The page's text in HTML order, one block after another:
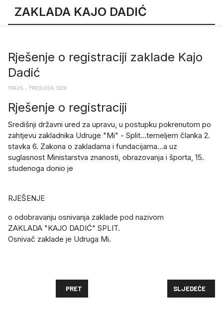
ZAKLADA KAJO DADIĆ
Rješenje o registraciji zaklade Kajo
Dadić
TRA 25 PREGLEDA: 5228
Rješenje o registraciji
Središnji državni ured za upravu, u postupku pokrenutom po
zahtjevu zakladnika Udruge "Mi" - Split...temeljem članka 2.
stavka 6. Zakona o zakladama i fundacijama...a uz
suglasnost Ministarstva znanosti, obrazovanja i športa, 15.
studenoga donio je
RJEŠENJE
o odobravanju osnivanja zaklade pod nazivom
ZAKLADA "KAJO DADIĆ" SPLIT.
Osnivač zaklade je Udruga Mi.
PRETHODNI ČLANAK: UDRUZI "MI" DAROVAO DOM
PRET SLJEDEĆI
SLJEDEĆE